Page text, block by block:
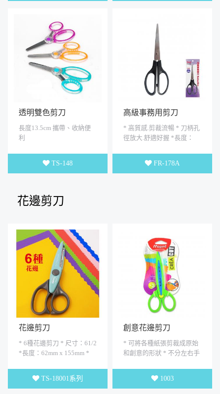
透明雙色剪刀
長度13.5cm 攜帶、收納便
利
TS-148
高級事務用剪刀
* 高質感.剪裁流暢 * 刀柄孔
徑放大.舒適好握 *長度：
FR-178A
花邊剪刀
花邊剪刀
* 6種花邊剪刀 * 尺寸：61/2
*長度：62mm x 155mm *
TS-18001系列
創意花邊剪刀
* 可將各種紙張剪裁成原始
和創意的形狀 * 不分左右手
1003